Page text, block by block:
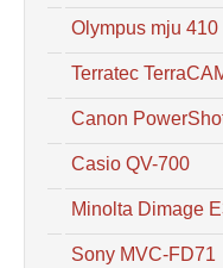
Olympus mju 410
Terratec
Canon
Casio QV-700
Minolta Dimage
Sony MVC-FD71